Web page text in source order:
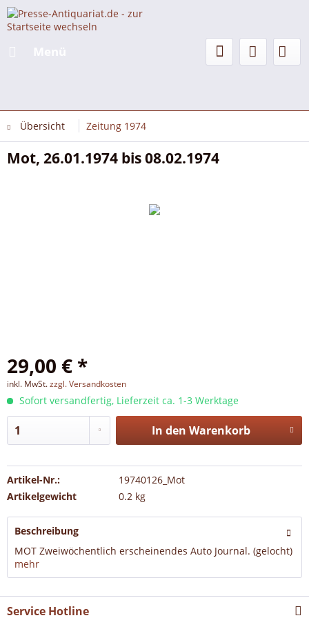
Übersicht Zeitung 1974
Mot, 26.01.1974 bis 08.02.1974
29,00 € *
inkl. MwSt.zzgl. Versandkosten
Sofort versandfertig, Lieferzeit ca. 1-3 Werktage
In den Warenkorb
Artikel-Nr.:
19740126_Mot
Artikelgewicht
0.2 kg
Beschreibung
MOT Zweiwöchentlich erscheinendes Auto Journal. (gelocht)
mehr
Service Hotline